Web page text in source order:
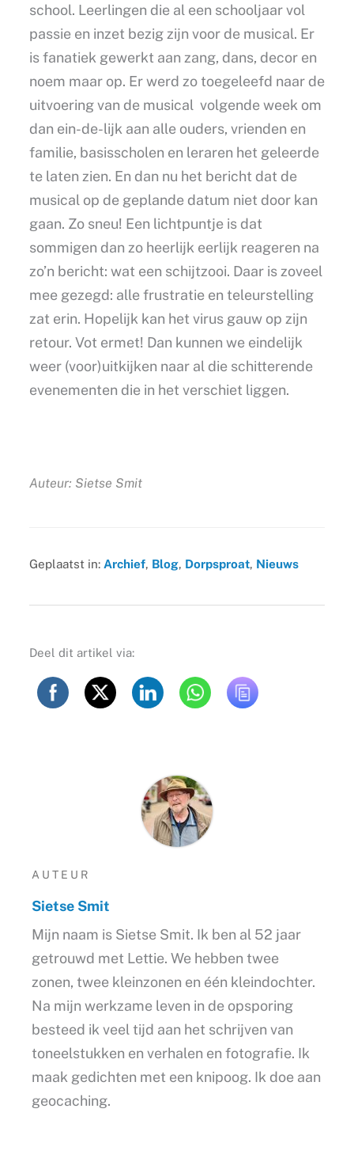
school. Leerlingen die al een schooljaar vol
passie en inzet bezig zijn voor de musical. Er
is fanatiek gewerkt aan zang, dans, decor en
noem maar op. Er werd zo toegeleefd naar de
uitvoering van de musical volgende week om
dan ein-de-lijk aan alle ouders, vrienden en
familie, basisscholen en leraren het geleerde
te laten zien. En dan nu het bericht dat de
musical op de geplande datum niet door kan
gaan. Zo sneu! Een lichtpuntje is dat
sommigen dan zo heerlijk eerlijk reageren na
zo’n bericht: wat een schijtzooi. Daar is zoveel
mee gezegd: alle frustratie en teleurstelling
zat erin. Hopelijk kan het virus gauw op zijn
retour. Vot ermet! Dan kunnen we eindelijk
weer (voor)uitkijken naar al die schitterende
evenementen die in het verschiet liggen.
Auteur: Sietse Smit
Geplaatst in: Archief, Blog, Dorpsproat, Nieuws
Deel dit artikel via:
AUTEUR
Sietse Smit
Mijn naam is Sietse Smit. Ik ben al 52 jaar
getrouwd met Lettie. We hebben twee
zonen, twee kleinzonen en één kleindochter.
Na mijn werkzame leven in de opsporing
besteed ik veel tijd aan het schrijven van
toneelstukken en verhalen en fotografie. Ik
maak gedichten met een knipoog. Ik doe aan
geocaching.